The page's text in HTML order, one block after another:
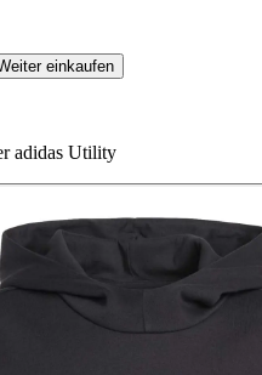
einkaufen
adidas Utility